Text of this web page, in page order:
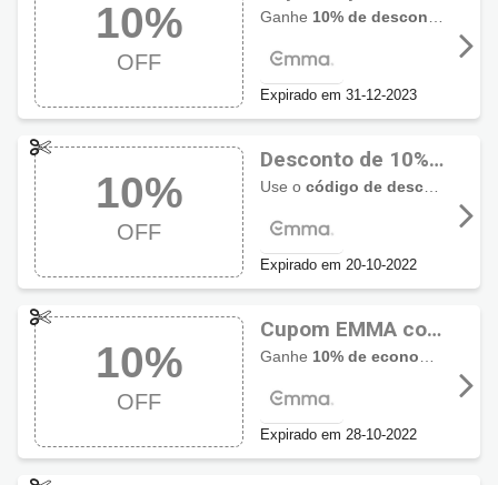
10%
OFF
Emma com
Ganhe 10% de desconto
Expirado em 31-12-2023
10%
OFF
Desconto de 10%
com código
EMMA
Use ocódigo de desconto EMMA Colchões
Expirado em 20-10-2022
10%
OFF
Cupom EMMA com
10% de desconto
Ganhe 10% de economia extra
Expirado em 28-10-2022